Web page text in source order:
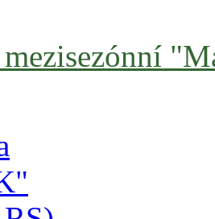
mezisezónní